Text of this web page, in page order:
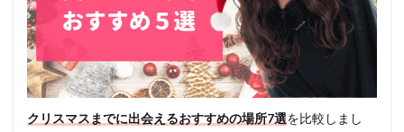
クリスマスまでに出会えるおすすめの場所7選を比較しまし